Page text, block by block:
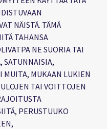
NÄISTÄ. TÄMÄ
TAHANSA
NE SUORIA TAI
SATUNNAISIA,
MUITA, MUKAAN LUKIEN
TAI VOITTOJEN
PERUSTUUKO